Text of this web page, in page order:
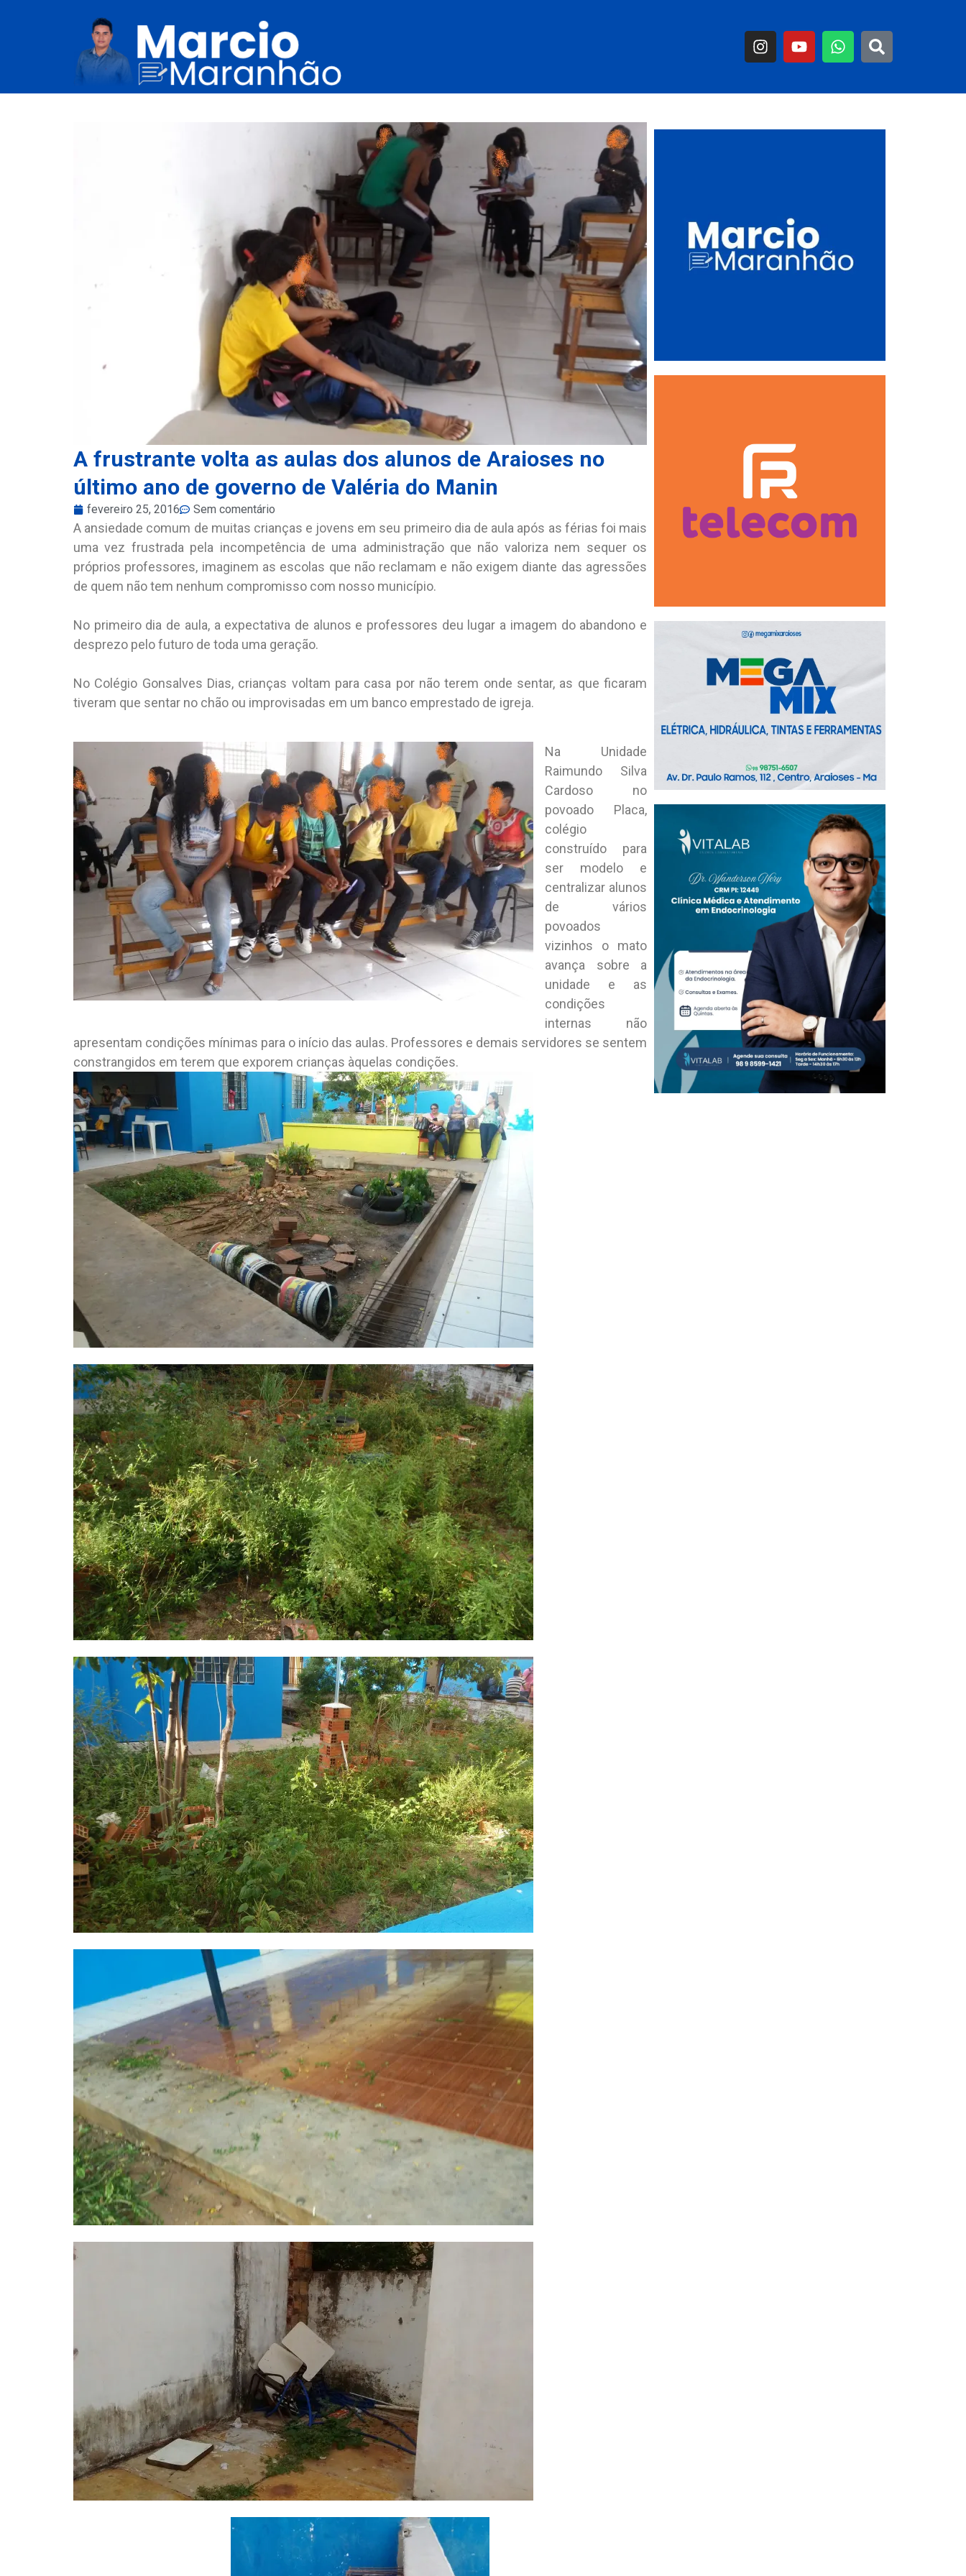
A frustrante volta as aulas dos alunos de Araioses no
último ano de governo de Valéria do Manin
fevereiro 25, 2016 Sem comentário
A ansiedade comum de muitas crianças e jovens em seu primeiro dia de aula após as férias foi mais
uma vez frustrada pela incompetência de uma administração que não valoriza nem sequer os
próprios professores, imaginem as escolas que não reclamam e não exigem diante das agressões
de quem não tem nenhum compromisso com nosso município.
No primeiro dia de aula, a expectativa de alunos e professores deu lugar a imagem do abandono e
desprezo pelo futuro de toda uma geração.
No Colégio Gonsalves Dias, crianças voltam para casa por não terem onde sentar, as que ficaram
tiveram que sentar no chão ou improvisadas em um banco emprestado de igreja.
Na Unidade
Raimundo Silva
Cardoso no
povoado Placa,
colégio
construído para
ser modelo e
centralizar alunos
de vários
povoados
vizinhos o mato
avança sobre a
unidade e as
condições
internas não
apresentam condições mínimas para o início das aulas. Professores e demais servidores se sentem
constrangidos em terem que exporem crianças àquelas condições.